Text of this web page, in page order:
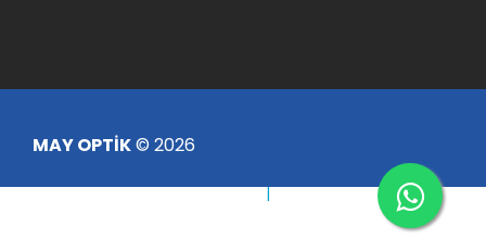
MAY OPTİK© 2026
Çerez Politikası | KVKK Aydınlatma Metni